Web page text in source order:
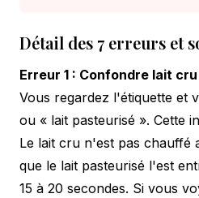
Détail des 7 erreurs et
Erreur 1 : Confondre lait
Vous regardez l'étiquette et
ou « lait pasteurisé ». Cette
Le lait cru n'est pas chauffé
que le lait pasteurisé l'est
15 à 20 secondes. Si vous